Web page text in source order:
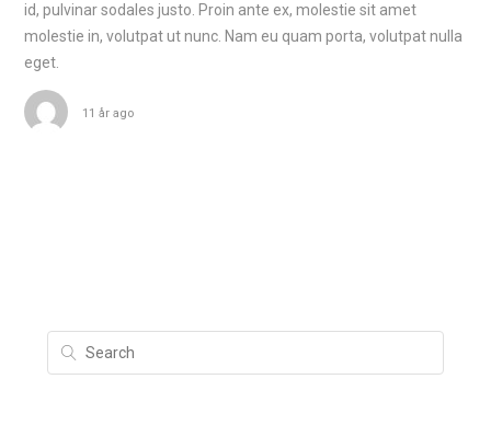
id, pulvinar sodales justo. Proin ante ex, molestie sit amet
molestie in, volutpat ut nunc. Nam eu quam porta, volutpat nulla
eget.
11 år ago